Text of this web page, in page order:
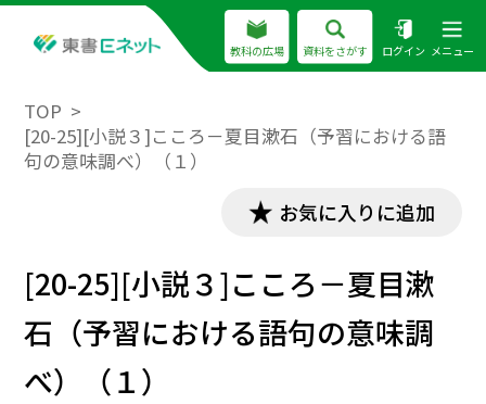
教科の広場 資料をさがす ログイン メニュー
TOP
[20-25][小説３]こころ－夏目漱石（予習における語
句の意味調べ）（１）
お気に入りに追加
[20-25][小説３]こころ－夏目漱
石（予習における語句の意味調
べ）（１）